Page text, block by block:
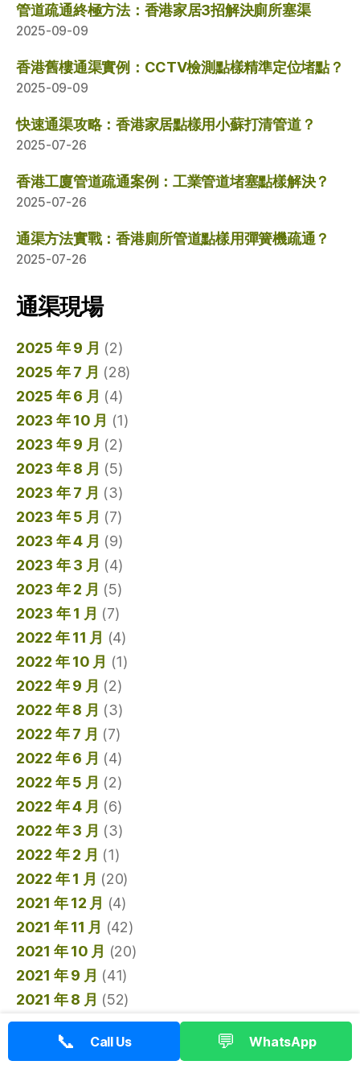
管道疏通終極方法：香港家居3招解決廁所塞渠
2025-09-09
香港舊樓通渠實例：CCTV檢測點樣精準定位堵點？
2025-09-09
快速通渠攻略：香港家居點樣用小蘇打清管道？
2025-07-26
香港工廈管道疏通案例：工業管道堵塞點樣解決？
2025-07-26
通渠方法實戰：香港廁所管道點樣用彈簧機疏通？
2025-07-26
通渠現場
2025 年 9 月 (2)
2025 年 7 月 (28)
2025 年 6 月 (4)
2023 年 10 月 (1)
2023 年 9 月 (2)
2023 年 8 月 (5)
2023 年 7 月 (3)
2023 年 5 月 (7)
2023 年 4 月 (9)
2023 年 3 月 (4)
2023 年 2 月 (5)
2023 年 1 月 (7)
2022 年 11 月 (4)
2022 年 10 月 (1)
2022 年 9 月 (2)
2022 年 8 月 (3)
2022 年 7 月 (7)
2022 年 6 月 (4)
2022 年 5 月 (2)
2022 年 4 月 (6)
2022 年 3 月 (3)
2022 年 2 月 (1)
2022 年 1 月 (20)
2021 年 12 月 (4)
2021 年 11 月 (42)
2021 年 10 月 (20)
2021 年 9 月 (41)
2021 年 8 月 (52)
2021 年 7 月(13)
2021 年 6 月(9)
📞 Call Us 💬 WhatsApp